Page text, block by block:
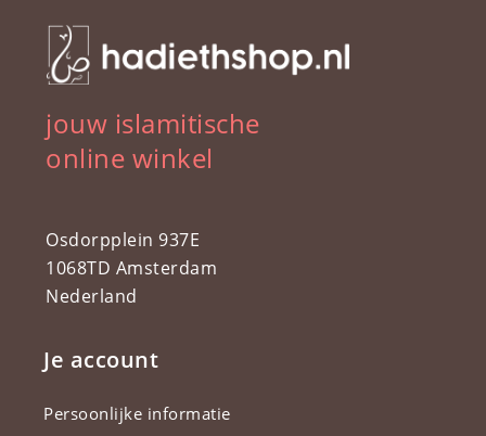
jouw islamitische
online winkel
Osdorpplein 937E
1068TD Amsterdam
Nederland
Je account
Persoonlijke informatie